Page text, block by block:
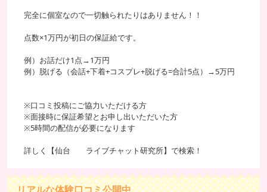
60分 3,600円～6,700円以上
※1分ごとの加算されます/60円～最大110円+α
※最大1名の2ショットチャットのためお給料は最大で1
倍+α
算されます。
のんびり稼ぎたいチャットレディにオススメは2ショットチャット
です。
完全に個室なので一切触られたりはありません！！
点数×1万円が初日の保証給です。
例）お話だけ1点→1万円
例）脱げる（会話+下着+コスプレ+脱げる=合計5点）→5万円
※口コミ投稿にご協力いただける方
※面接時に保証希望とお申し出いただいた方
※5時間の配信が必要になります
詳しく【仙台 ライブチャット研究所】で検索！
リアルな体験口コミ公開中